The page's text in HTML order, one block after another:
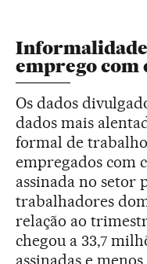
Informalidade
emprego com
Os dados
dados mais
formal de
empregados com
assinada no setor
trabalhadores
relação ao
chegou a 33,7
assinadas e